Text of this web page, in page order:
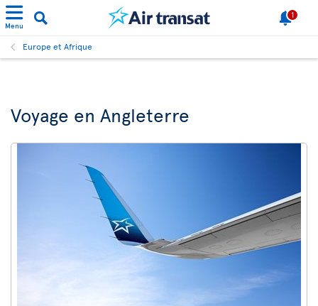
Menu
1
Europe et Afrique
Voyage en Angleterre